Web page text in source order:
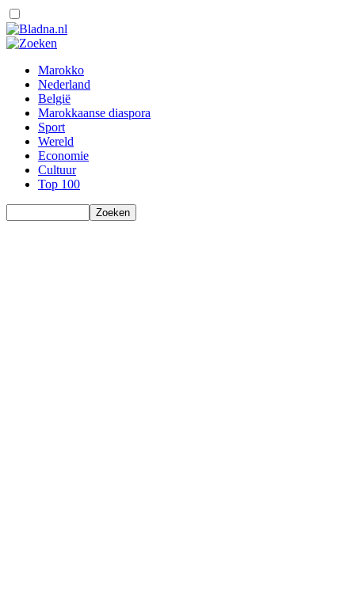
Marokko
Nederland
België
Marokkaanse diaspora
Sport
Wereld
Economie
Cultuur
Top 100